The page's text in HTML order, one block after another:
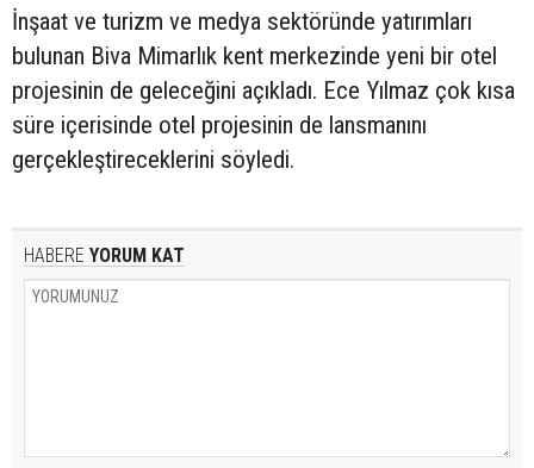
İnşaat ve turizm ve medya sektöründe yatırımları
bulunan Biva Mimarlık kent merkezinde yeni bir otel
projesinin de geleceğini açıkladı. Ece Yılmaz çok kısa
süre içerisinde otel projesinin de lansmanını
gerçekleştireceklerini söyledi.
HABERE YORUM KAT